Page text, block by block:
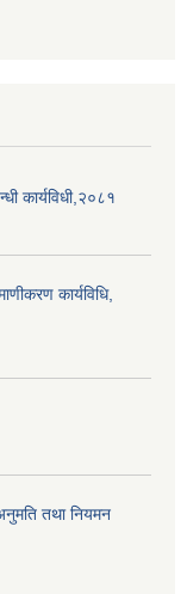
कार्यविधी,२०८१
कार्यविधि,
तथा नियमन